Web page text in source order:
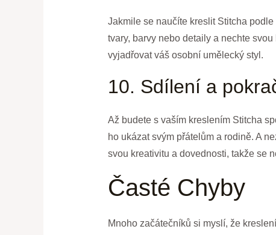
Jakmile se naučíte kreslit Stitcha
tvary, barvy nebo detaily a nechte
vyjadřovat váš osobní umělecký styl.
10. Sdílení a
Až budete s vaším kreslením Stitcha
ho ukázat svým přátelům a rodině. A
svou kreativitu a dovednosti, takže se
Časté Chyby
Mnoho začátečníků si myslí, že